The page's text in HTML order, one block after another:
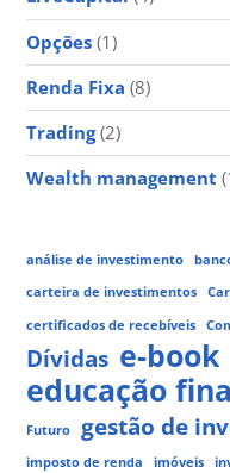
Opções (1)
Renda Fixa (8)
Trading(2)
Wealth management
análise de investimento
carteira de investimentos
certificados de recebíveis
Dívidas e-book
educação
Futuro gestão de
imposto de renda imóveis